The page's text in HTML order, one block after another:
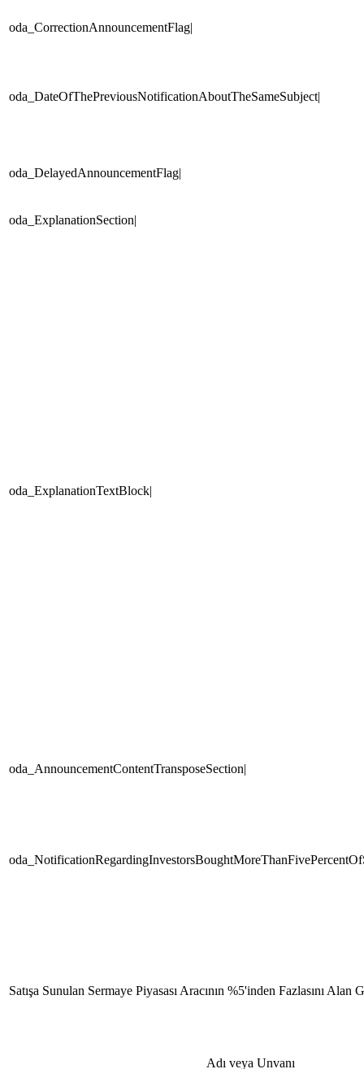
oda_CorrectionAnnouncementFlag|
oda_DateOfThePreviousNotificationAboutTheSameSubject|
oda_DelayedAnnouncementFlag|
oda_ExplanationSection|
oda_ExplanationTextBlock|
oda_AnnouncementContentTransposeSection|
Satışa Sunulan Sermaye Piyasası Aracının %5'inden Fazlasını
Adı veya Unvanı